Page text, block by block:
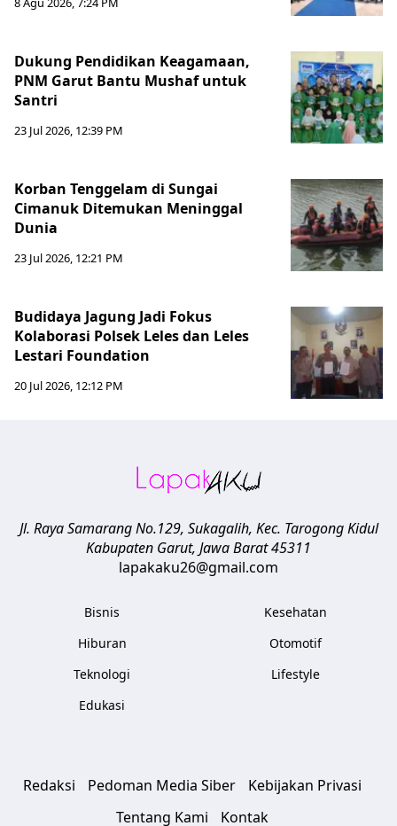
Dukung Pendidikan Keagamaan,
PNM Garut Bantu Mushaf untuk
Santri
23 Jul 2026, 12:39 PM
Korban Tenggelam di Sungai
Cimanuk Ditemukan Meninggal
Dunia
23 Jul 2026, 12:21 PM
Budidaya Jagung Jadi Fokus
Kolaborasi Polsek Leles dan Leles
Lestari Foundation
20 Jul 2026, 12:12 PM
Jl. Raya Samarang No.129, Sukagalih, Kec. Tarogong Kidul
Kabupaten Garut, Jawa Barat45311
lapakaku26@gmail.com
Bisnis
Hiburan
Teknologi
Edukasi
Kesehatan
Otomotif
Lifestyle
Redaksi Pedoman Media Siber
Kebijakan Privasi
Tentang Kami
Kontak